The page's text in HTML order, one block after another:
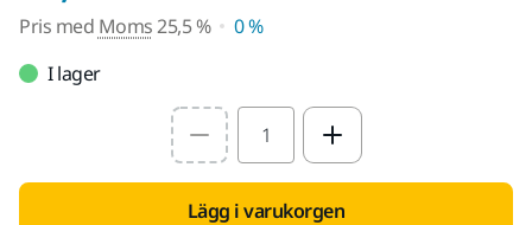
Pris med Moms25,5 %
0 %
I lager
Select quantity value
Lägg i varukorgen